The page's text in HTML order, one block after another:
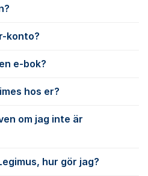
konto?
e-bok?
hos er?
om jag inte är
hur gör jag?